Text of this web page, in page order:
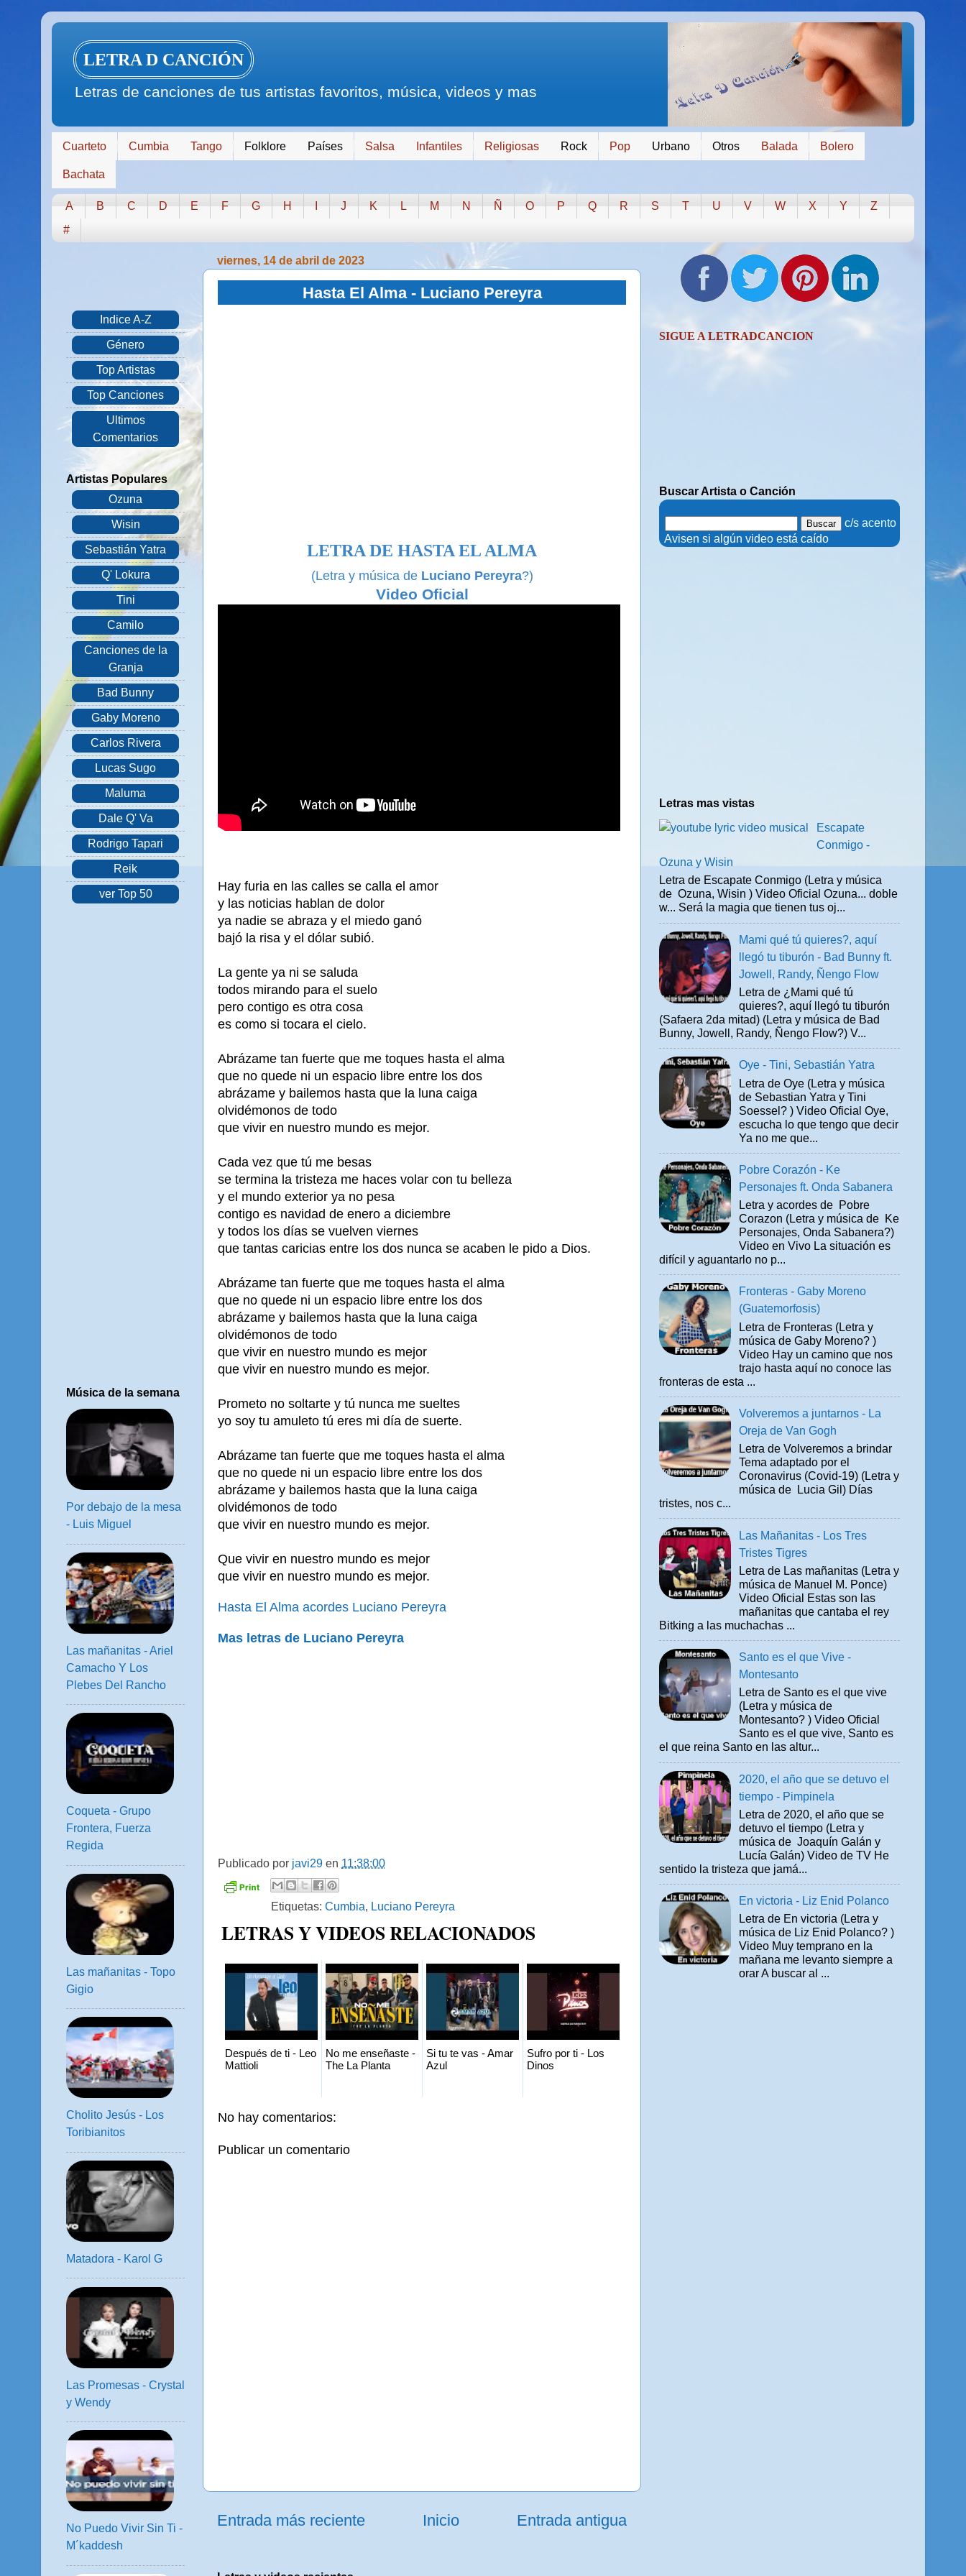
LETRA D CANCIÓN
Letras de canciones de tus artistas favoritos, música, videos y mas
Cuarteto Cumbia Tango Folklore Países Salsa Infantiles Religiosas Rock Pop Urbano Otros Balada Bolero
Bachata
A B C D E F G H J K L M N Ñ O P Q R S T U V W X Y
Z
#
viernes, 14 de abril de 2023
Hasta El Alma - Luciano Pereyra
LETRA DE HASTA EL ALMA
(Letra y música de Luciano Pereyra?)
Video Oficial
Hay furia en las calles se calla el amor
y las noticias hablan de dolor
ya nadie se abraza y el miedo ganó
bajó la risa y el dólar subió.
La gente ya ni se saluda
todos mirando para el suelo
pero contigo es otra cosa
es como si tocara el cielo.
Abrázame tan fuerte que me toques hasta el alma
que no quede ni un espacio libre entre los dos
abrázame y bailemos hasta que la luna caiga
olvidémonos de todo
que vivir en nuestro mundo es mejor.
Cada vez que tú me besas
se termina la tristeza me haces volar con tu belleza
y el mundo exterior ya no pesa
contigo es navidad de enero a diciembre
y todos los días se vuelven viernes
que tantas caricias entre los dos nunca se acaben le pido a Dios.
Abrázame tan fuerte que me toques hasta el alma
que no quede ni un espacio libre entre los dos
abrázame y bailemos hasta que la luna caiga
olvidémonos de todo
que vivir en nuestro mundo es mejor
que vivir en nuestro mundo es mejor.
Prometo no soltarte y tú nunca me sueltes
yo soy tu amuleto tú eres mi día de suerte.
Abrázame tan fuerte que me toques hasta el alma
que no quede ni un espacio libre entre los dos
abrázame y bailemos hasta que la luna caiga
olvidémonos de todo
que vivir en nuestro mundo es mejor.
Que vivir en nuestro mundo es mejor
que vivir en nuestro mundo es mejor.
Hasta El Alma acordes Luciano Pereyra
Mas letras de Luciano Pereyra
Publicado por javi29 en 11:38:00
Etiquetas: Cumbia, Luciano Pereyra
LETRAS Y VIDEOS RELACIONADOS
Después de ti - Leo
Mattioli
No me enseñaste -
The La Planta
Si tu te vas - Amar
Azul
Sufro por ti - Los
Dinos
No hay comentarios:
Publicar un comentario
Entrada más reciente Entrada antigua
Inicio
Indice A-Z
Género
Top Artistas
Top Canciones
Ultimos
Comentarios
Artistas Populares
Ozuna
Wisin
Sebastián Yatra
Q' Lokura
Tini
Camilo
Canciones de la
Granja
Bad Bunny
Gaby Moreno
Carlos Rivera
Lucas Sugo
Maluma
Dale Q' Va
Rodrigo Tapari
Reik
ver Top 50
Música de la semana
Por debajo de la mesa
- Luis Miguel
Las mañanitas - Ariel
Camacho Y Los
Plebes Del Rancho
Coqueta - Grupo
Frontera, Fuerza
Regida
Las mañanitas - Topo
Gigio
Cholito Jesús - Los
Toribianitos
Matadora - Karol G
Las Promesas - Crystal
y Wendy
No Puedo Vivir Sin Ti -
M´kaddesh
SIGUE A LETRADCANCION
Buscar Artista o Canción
c/s acento
. Avisen si algún video está caído
Letras mas vistas
Escapate
Conmigo -
Ozuna y Wisin
Letra de Escapate Conmigo (Letra y música
de Ozuna, Wisin ) Video Oficial Ozuna... doble
w... Será la magia que tienen tus oj...
Mami qué tú quieres?, aquí
llegó tu tiburón - Bad Bunny ft.
Jowell, Randy, Ñengo Flow
Letra de ¿Mami qué tú
quieres?, aquí llegó tu tiburón
(Safaera 2da mitad) (Letra y música de Bad
Bunny, Jowell, Randy, Ñengo Flow?) V...
Oye - Tini, Sebastián Yatra
Letra de Oye (Letra y música
de Sebastian Yatra y Tini
Soessel? ) Video Oficial Oye,
escucha lo que tengo que decir
Ya no me que...
Pobre Corazón - Ke
Personajes ft. Onda Sabanera
Letra y acordes de Pobre
Corazon (Letra y música de Ke
Personajes, Onda Sabanera?)
Video en Vivo La situación es
difícil y aguantarlo no p...
Fronteras - Gaby Moreno
(Guatemorfosis)
Letra de Fronteras (Letra y
música de Gaby Moreno? )
Video Hay un camino que nos
trajo hasta aquí no conoce las
fronteras de esta ...
Volveremos a juntarnos - La
Oreja de Van Gogh
Letra de Volveremos a brindar
Tema adaptado por el
Coronavirus (Covid-19) (Letra y
música de Lucia Gil) Días
tristes, nos c...
Las Mañanitas - Los Tres
Tristes Tigres
Letra de Las mañanitas (Letra y
música de Manuel M. Ponce)
Video Oficial Estas son las
mañanitas que cantaba el rey
Bitking a las muchachas ...
Santo es el que Vive -
Montesanto
Letra de Santo es el que vive
(Letra y música de
Montesanto? ) Video Oficial
Santo es el que vive, Santo es
el que reina Santo en las altur...
2020, el año que se detuvo el
tiempo - Pimpinela
Letra de 2020, el año que se
detuvo el tiempo (Letra y
música de Joaquín Galán y
Lucía Galán) Video de TV He
sentido la tristeza que jamá...
En victoria - Liz Enid Polanco
Letra de En victoria (Letra y
música de Liz Enid Polanco? )
Video Muy temprano en la
mañana me levanto siempre a
orar A buscar al ...